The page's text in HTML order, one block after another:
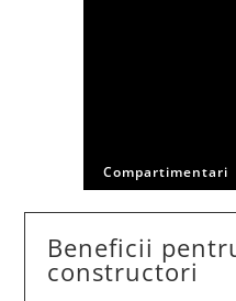
Compartimentari
Beneficii
constructori